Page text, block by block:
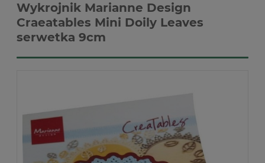
Wykrojnik Marianne Design
Craeatables Mini Doily Leaves
serwetka 9cm